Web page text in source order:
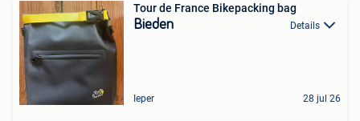
Tour de France Bikepacking bag
Bieden Details
Ieper 28 jul 26